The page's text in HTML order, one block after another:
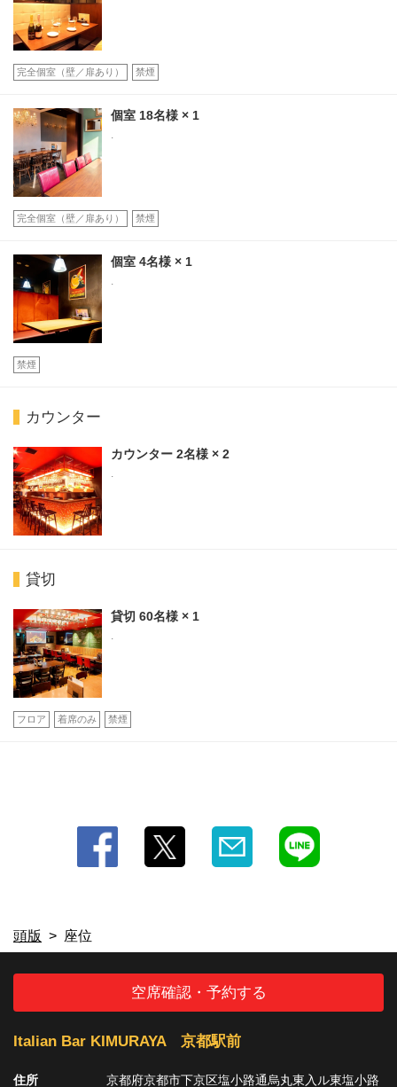
完全個室（壁／扉あり） 禁煙
個室 18名様 × 1
.
完全個室（壁／扉あり） 禁煙
個室 4名様 × 1
.
禁煙
カウンター
カウンター 2名様 × 2
.
貸切
貸切 60名様 × 1
.
フロア 着席のみ 禁煙
京都府京都市下京区塩小路通烏丸東入ル東塩小路町717-3 飯田惣平
ビル 1F・2F
頭版 座位
空席確認・予約する
Italian Bar KIMURAYA 京都駅前
住所 京都府京都市下京区塩小路通烏丸東入ル東塩小路